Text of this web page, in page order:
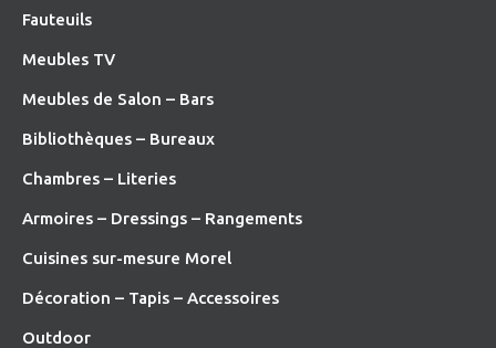
Fauteuils
Meubles TV
Meubles de Salon – Bars
Bibliothèques – Bureaux
Chambres – Literies
Armoires – Dressings – Rangements
Cuisines sur-mesure Morel
Décoration – Tapis – Accessoires
Outdoor